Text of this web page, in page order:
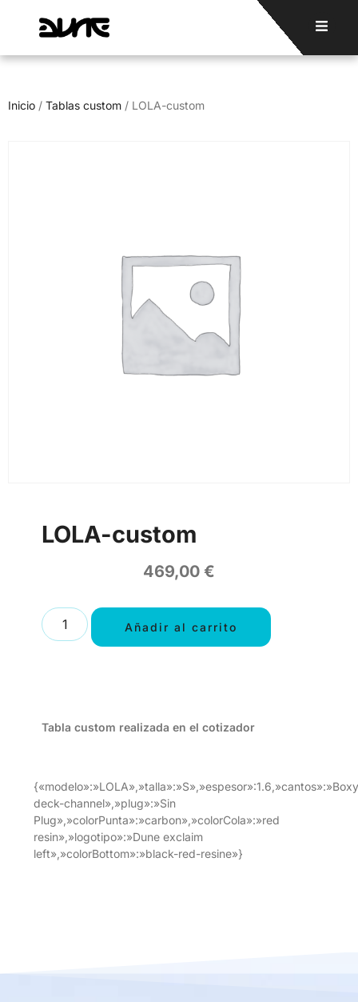
Inicio / Tablas custom / LOLA-custom
LOLA-custom
469,00 €
Añadir al carrito
Tabla custom realizada en el cotizador
deck-channel»,»plug»:»Sin
Plug»,»colorPunta»:»carbon»,»colorCola»:»red
resin»,»logotipo»:»Dune exclaim
left»,»colorBottom»:»black-red-resine»}